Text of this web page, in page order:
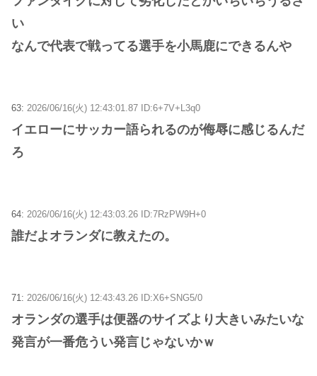
い
なんで代表で戦ってる選手を小馬鹿にできるんや
63: 2026/06/16(火) 12:43:01.87 ID:6+7V+L3q0
イエローにサッカー語られるのが侮辱に感じるんだ
ろ
64: 2026/06/16(火) 12:43:03.26 ID:7RzPW9H+0
誰だよオランダに教えたの。
71: 2026/06/16(火) 12:43:43.26 ID:X6+SNG5/0
オランダの選手は便器のサイズより大きいみたいな
発言が一番危うい発言じゃないかｗ